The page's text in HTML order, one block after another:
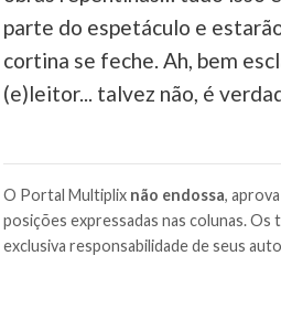
parte do espetáculo e
cortina se feche. Ah, bem
(e)leitor... talvez não, é
O Portal Multiplix não endossa,
posições expressadas nas colunas. Os
exclusiva responsabilidade de seus